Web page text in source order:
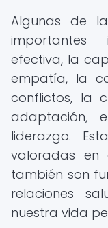
Algunas de
importantes
efectiva, la
empatía, la
conflictos, la
adaptación,
liderazgo.
valoradas en
también son
relaciones
nuestra vida